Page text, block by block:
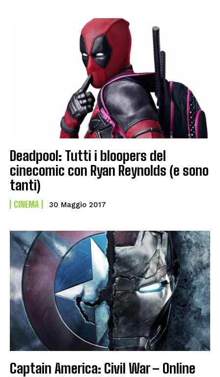
Deadpool: Tutti i bloopers del
cinecomic con Ryan Reynolds (e sono
tanti)
CINEMA 30 Maggio 2017
Captain America: Civil War – Online